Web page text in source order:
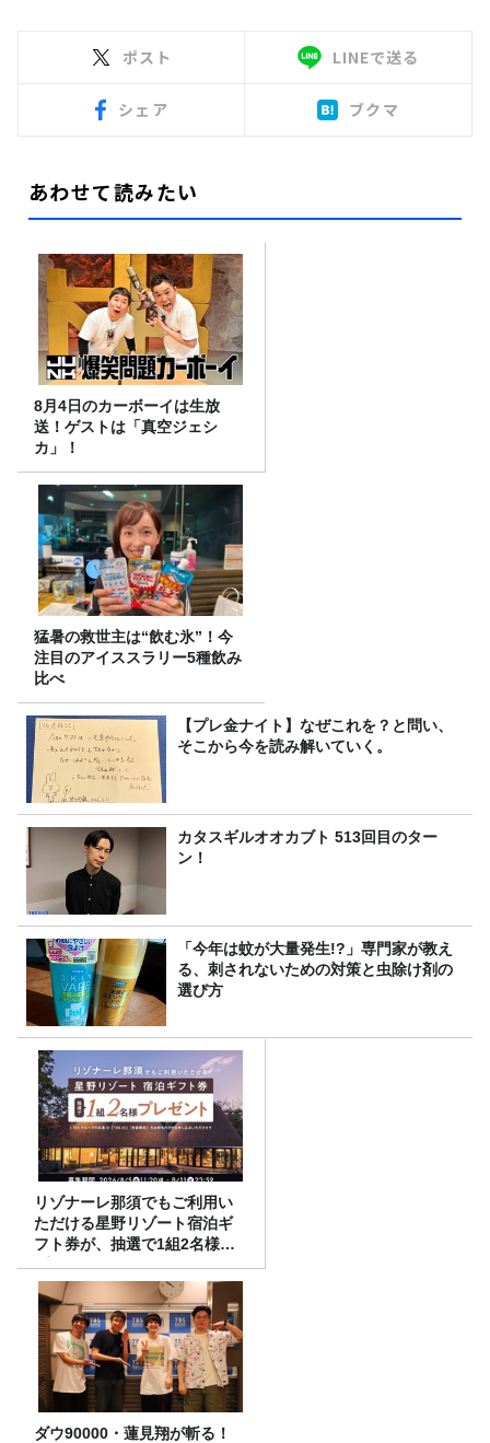
ポスト LINEで送る
シェア ブクマ
あわせて読みたい
8月4日のカーボーイは生放
送！ゲストは「真空ジェシ
カ」！
猛暑の救世主は“飲む氷”！今
注目のアイススラリー5種飲み
比べ
【プレ金ナイト】なぜこれを？と問い、
そこから今を読み解いていく。
カタスギルオオカブト 513回目のター
ン！
「今年は蚊が大量発生!?」専門家が教え
る、刺されないための対策と虫除け剤の
選び方
リゾナーレ那須でもご利用い
ただける星野リゾート宿泊ギ
フト券が、抽選で1組2名様に
プレゼント！
ダウ90000・蓮見翔が斬る！